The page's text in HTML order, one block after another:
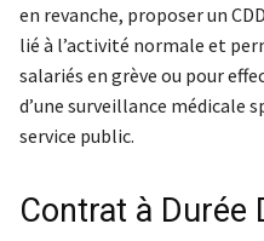
en revanche, proposer un
lié à l’activité normale et
salariés en grève ou pour
d’une surveillance médicale
service public.
Contrat à Durée